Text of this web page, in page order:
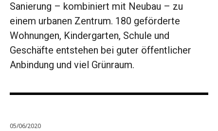
Sanierung – kombiniert mit Neubau – zu
einem urbanen Zentrum. 180 geförderte
Wohnungen, Kindergarten, Schule und
Geschäfte entstehen bei guter öffentlicher
Anbindung und viel Grünraum.
05/06/2020